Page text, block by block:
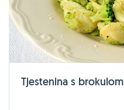
Tjestenina s brokulom